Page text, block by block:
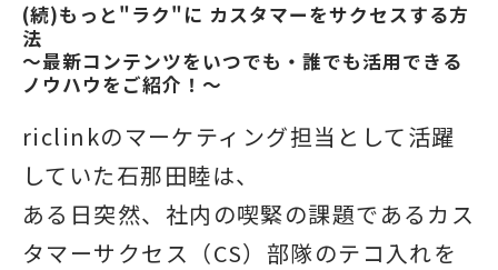
(続)もっと"ラク"に カスタマーをサクセスする方
法
〜最新コンテンツをいつでも・誰でも活用できる
ノウハウをご紹介！〜
riclinkのマーケティング担当として活躍
していた石那田睦は、
ある日突然、社内の喫緊の課題であるカス
タマーサクセス（CS）部隊のテコ入れを